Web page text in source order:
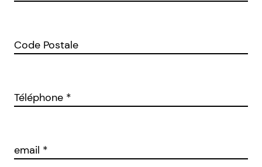
Code Postale
Téléphone *
email *